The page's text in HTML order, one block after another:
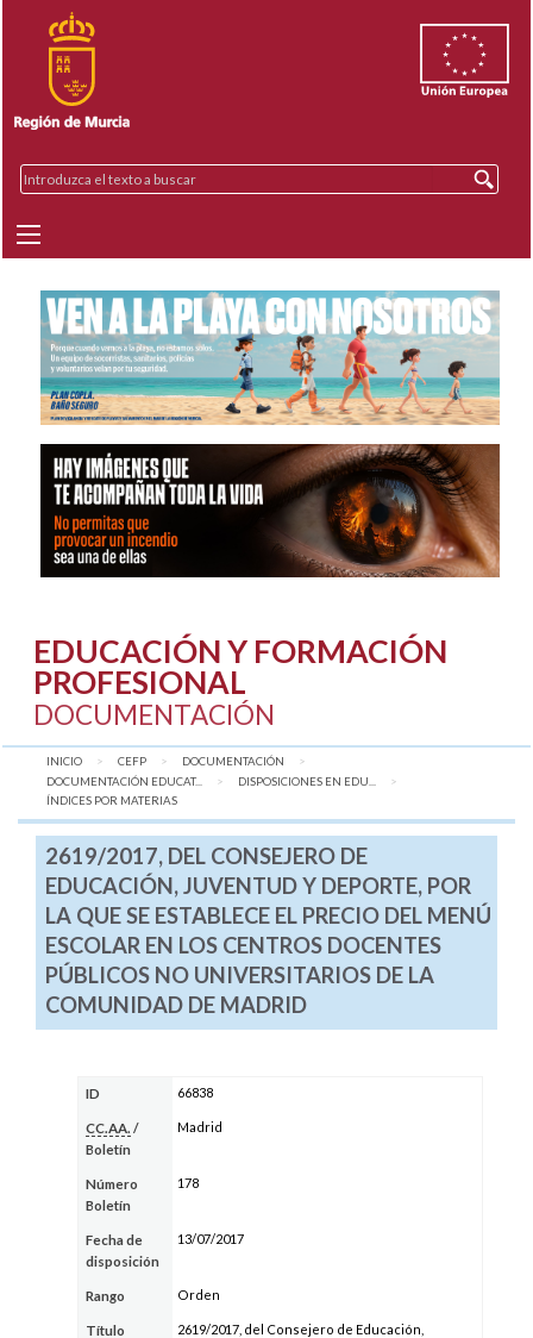
EDUCACIÓN Y FORMACIÓN
PROFESIONAL
DOCUMENTACIÓN
INICIO CEFP
DOCUMENTACIÓN
DOCUMENTACIÓN EDUCAT...
DISPOSICIONES EN EDU...
AQUÍ:
ÍNDICES POR MATERIAS
2619/2017, DEL CONSEJERO DE
EDUCACIÓN, JUVENTUD Y DEPORTE, POR
LA QUE SE ESTABLECE EL PRECIO DEL MENÚ
ESCOLAR EN LOS CENTROS DOCENTES
PÚBLICOS NO UNIVERSITARIOS DE LA
COMUNIDAD DE MADRID
ID 66838
CC.AA. /
Boletín
Madrid
Número
Boletín
178
Fecha de
disposición
13/07/2017
Rango Orden
Título
2619/2017, del Consejero de Educación,